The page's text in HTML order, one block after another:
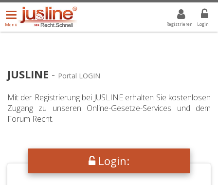
Registrieren Login
Menü
öffnen/schließen
Menü
ALLE DROPDOWN: GEWÄHLTER WERT IST ALLE
JUSLINE - Portal LOGIN
Mit der Registrierung bei JUSLINE erhalten Sie kostenlosen
Zugang zu unseren Online-Gesetze-Services und dem
Forum Recht.
Login: